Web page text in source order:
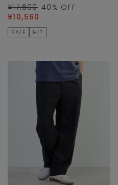
¥17,600 40 % OFF
¥10,560
SALE HIT